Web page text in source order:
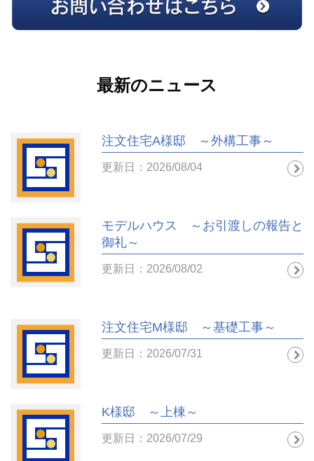
最新のニュース
注文住宅A様邸 ～外構工事～
更新日：2026/08/04
モデルハウス ～お引渡しの報告と
御礼～
更新日：2026/08/02
注文住宅M様邸 ～基礎工事～
更新日：2026/07/31
K様邸 ～上棟～
更新日：2026/07/29